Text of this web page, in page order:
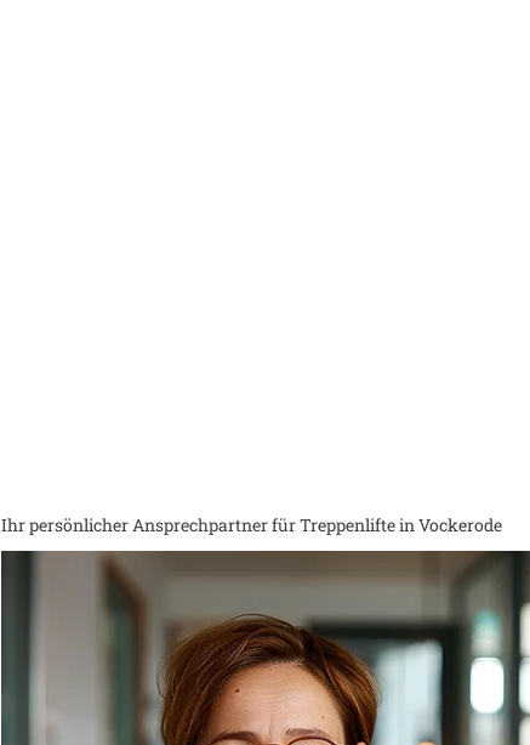
Ihr persönlicher Ansprechpartner für Treppenlifte in Vockerode